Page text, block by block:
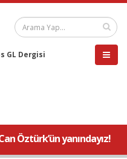
GL Dergisi
Öztürk’ün yanındayız!